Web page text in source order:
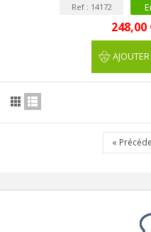
Ref : 14172
248,00
«